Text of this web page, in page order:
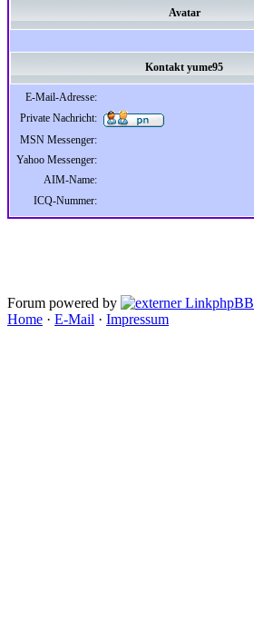
Avatar
Kontakt yume95
E-Mail-Adresse:
Private Nachricht:
MSN Messenger:
Yahoo Messenger:
AIM-Name:
ICQ-Nummer:
Forum powered by phpBB
Home · E-Mail · Impressum